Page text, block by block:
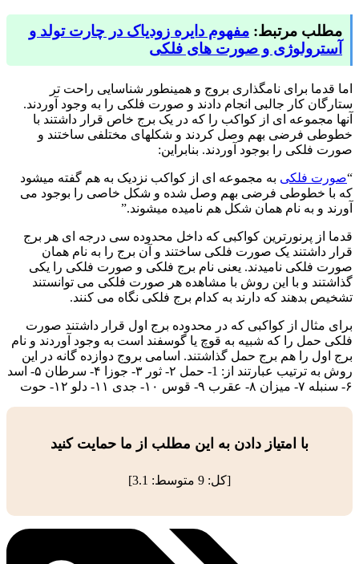
مطلب مرتبط: مفهوم دایره زودیاک در چارت تولد و
آسترولوژی و صورت های فلکی
اما قدما برای نامگذاری بروج و همینطور شناسایی راحت تر
ستارگان کار جالبی انجام دادند و صورت فلکی را به وجود آوردند.
آنها مجموعه ای از کواکب را که در یک برج خاص قرار داشتند با
خطوطی فرضی بهم وصل کردند و شکلهای مختلفی ساختند و
صورت فلکی را بوجود آوردند. بنابراین:
“صورت فلکی به مجموعه ای از کواکب نزدیک به هم گفته میشود
که با خطوطی فرضی بهم وصل شده و شکل خاصی را بوجود می
آورند و به نام همان شکل هم نامیده میشوند.”
قدما از پرنورترین کواکبی که داخل محدوده سی درجه ای هر برج
قرار داشتند یک صورت فلکی ساختند و آن برج را به نام همان
صورت فلکی نامیدند. یعنی نام برج فلکی و صورت فلکی را یکی
گذاشتند و با این روش با مشاهده هر صورت فلکی می توانستند
تشخیص بدهند که دارند به کدام برج فلکی نگاه می کنند.
برای مثال از کواکبی که در محدوده برج اول قرار داشتند صورت
فلکی حمل را که شبیه به قوچ یا گوسفند است به وجود آوردند و نام
برج اول را هم برج حمل گذاشتند. اسامی بروج دوازده گانه در این
روش به ترتیب عبارتند از: 1- حمل ۲- ثور ۳- جوزا ۴- سرطان ۵- اسد
۶- سنبله ۷- میزان ۸- عقرب ۹- قوس ۱۰- جدی ۱۱- دلو ۱۲- حوت
با امتیاز دادن به این مطلب از ما حمایت کنید
[کل: 9 متوسط: 3.1
]